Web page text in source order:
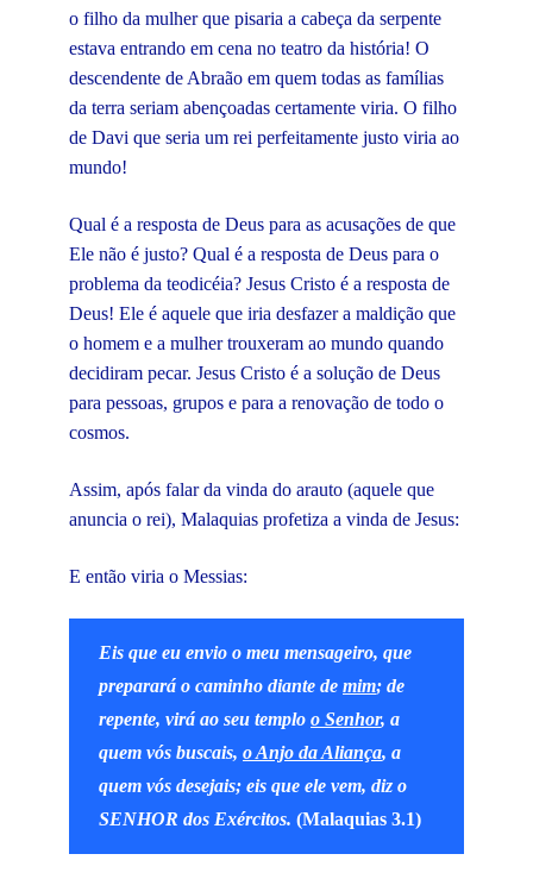
o filho da mulher que pisaria a cabeça da serpente
estava entrando em cena no teatro da história! O
descendente de Abraão em quem todas as famílias
da terra seriam abençoadas certamente viria. O filho
de Davi que seria um rei perfeitamente justo viria ao
mundo!
Qual é a resposta de Deus para as acusações de que
Ele não é justo? Qual é a resposta de Deus para o
problema da teodicéia? Jesus Cristo é a resposta de
Deus! Ele é aquele que iria desfazer a maldição que
o homem e a mulher trouxeram ao mundo quando
decidiram pecar. Jesus Cristo é a solução de Deus
para pessoas, grupos e para a renovação de todo o
cosmos.
Assim, após falar da vinda do arauto (aquele que
anuncia o rei), Malaquias profetiza a vinda de Jesus:
E então viria o Messias:
Eis que eu envio o meu mensageiro, que
preparará o caminho diante de mim; de
repente, virá ao seu templo o Senhor, a
quem vós buscais, o Anjo da Aliança, a
quem vós desejais; eis que ele vem, diz o
SENHOR dos Exércitos. (Malaquias 3.1)